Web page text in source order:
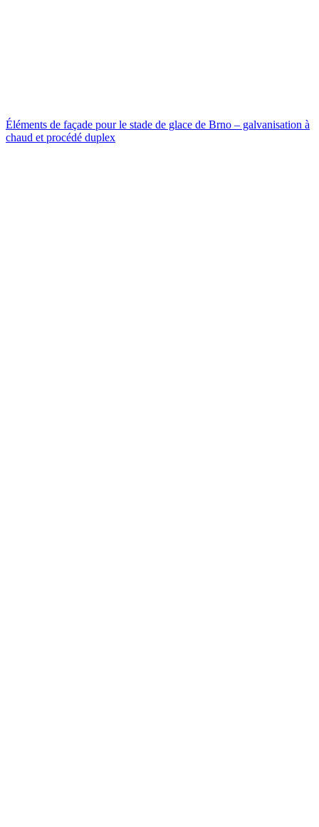
Éléments de façade pour le stade de glace de Brno – galvanisation à
chaud et procédé duplex